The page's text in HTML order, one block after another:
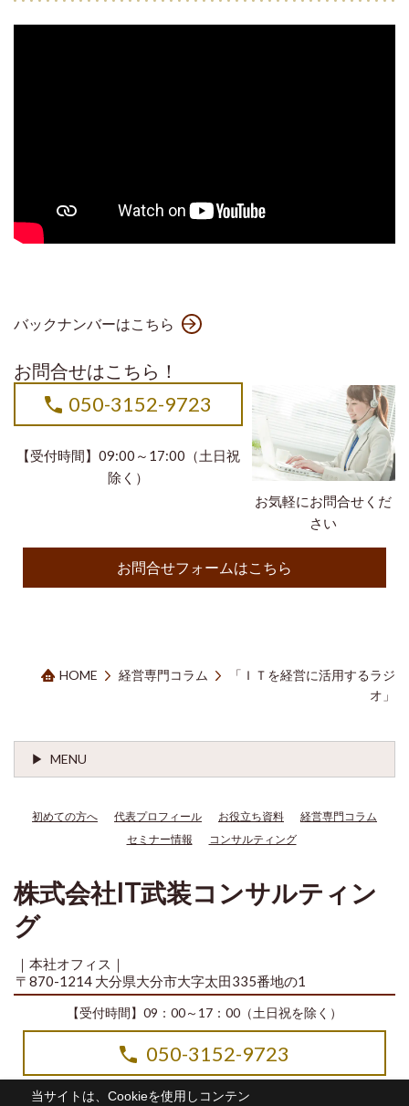
当サイトは、Cookieを使用しコンテン
バックナンバーはこちら
お問合せはこちら！
お気軽にお問合せくだ
さい
050-3152-9723
【受付時間】09:00～17:00（土日祝
除く）
お問合せフォームはこちら
HOME 経営専門コラム
「ＩＴを経営に活用するラジ
オ」
MENU
初めての方へ 代表プロフィール お役立ち資料
経営専門コラム
セミナー情報
コンサルティング
株式会社IT武装コンサルティン
グ
｜本社オフィス｜
〒870-1214 大分県大分市大字太田335番地の1
【受付時間】09：00～17：00（土日祝を除く）
050-3152-9723